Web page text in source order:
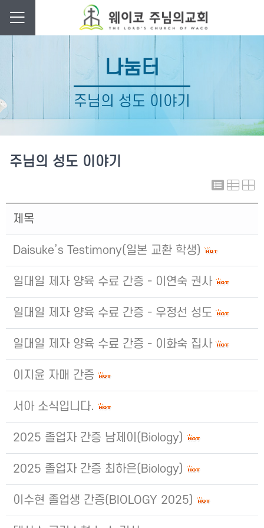
나눔터
주님의 성도 이야기
주님의 성도 이야기
제목
Daisuke’s Testimony(일본 교환 학생)
일대일 제자 양육 수료 간증 - 이연숙 권사
일대일 제자 양육 수료 간증 - 우정선 성도
일대일 제자 양육 수료 간증 - 이화숙 집사
이지윤 자매 간증
서아 소식입니다.
2025 졸업자 간증 남제이(Biology)
2025 졸업자 간증 최하은(Biology)
이수현 졸업생 간증(BIOLOGY 2025)